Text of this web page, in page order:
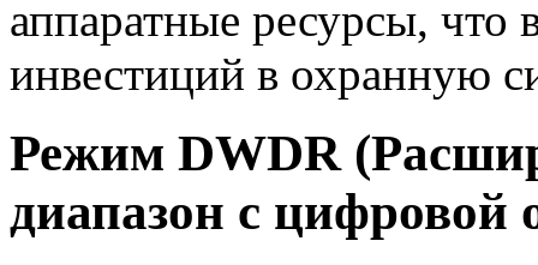
аппаратные ресурсы, что
инвестиций в охранную
Режим DWDR
диапазон с цифровой